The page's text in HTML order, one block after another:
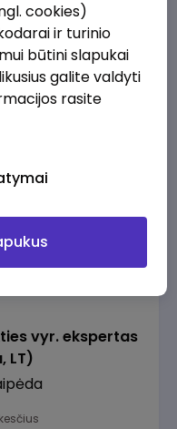
vyr. ekspertas
vyr. ekspertas
LT)
cookies)
ir turinio
būtini slapukai
galite valdyti
rasite